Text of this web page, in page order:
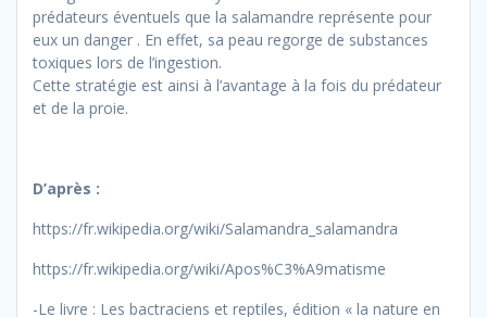
prédateurs éventuels que la salamandre représente pour
eux un danger . En effet, sa peau regorge de substances
toxiques lors de l’ingestion.
Cette stratégie est ainsi à l’avantage à la fois du prédateur
et de la proie.
D’après :
https://fr.wikipedia.org/wiki/Salamandra_salamandra
https://fr.wikipedia.org/wiki/Apos%C3%A9matisme
-Le livre : Les bactraciens et reptiles, édition « la nature en